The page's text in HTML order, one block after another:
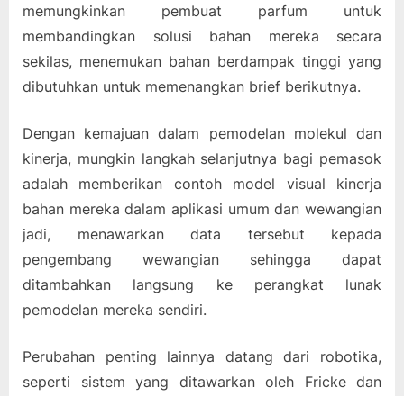
memungkinkan pembuat parfum untuk
membandingkan solusi bahan mereka secara
sekilas, menemukan bahan berdampak tinggi yang
dibutuhkan untuk memenangkan brief berikutnya.
Dengan kemajuan dalam pemodelan molekul dan
kinerja, mungkin langkah selanjutnya bagi pemasok
adalah memberikan contoh model visual kinerja
bahan mereka dalam aplikasi umum dan wewangian
jadi, menawarkan data tersebut kepada
pengembang wewangian sehingga dapat
ditambahkan langsung ke perangkat lunak
pemodelan mereka sendiri.
Perubahan penting lainnya datang dari robotika,
seperti sistem yang ditawarkan oleh Fricke dan